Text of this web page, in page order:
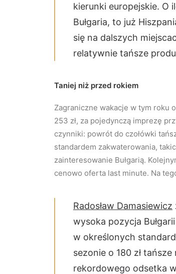
kierunki europejskie. O
Bułgaria, to już
się na dalszych
relatywnie tańsze
Taniej niż przed rokiem
Zagraniczne wakacje w tym roku
253 zł, za pojedynczą imprezę
czynniki: powrót do czołówki
standardem zakwaterowania,
zainteresowanie Bułgarią.
cenowo oferta last minute. Na
Radosław Damasiewicz
wysoka pozycja
w określonych
sezonie o 180 zł
rekordowego odsetka